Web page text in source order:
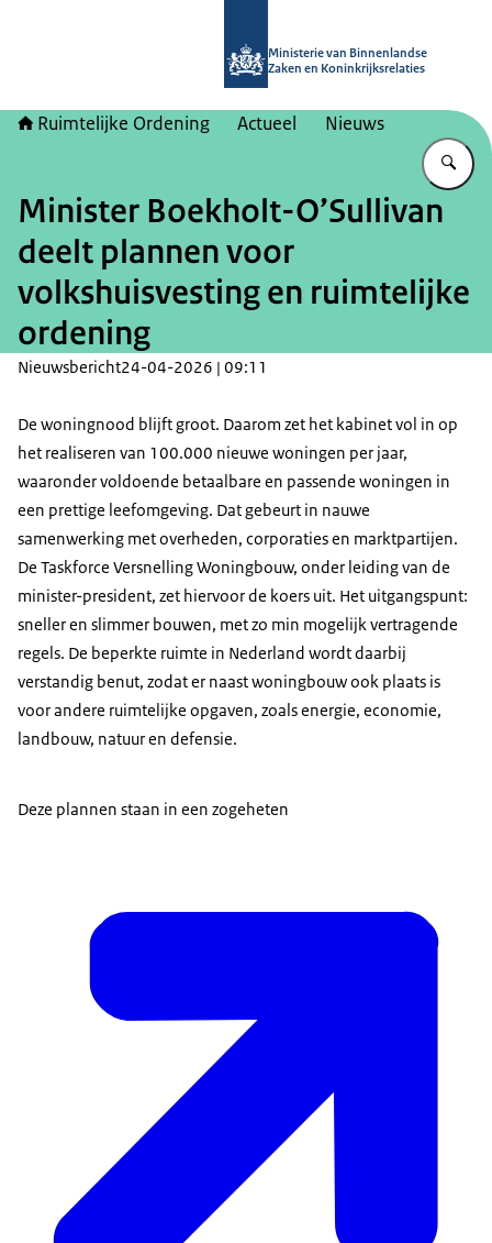
Ministerie van Binnenlandse
Zaken en Koninkrijksrelaties
Ruimtelijke Ordening Actueel Nieuws
Minister Boekholt-O’Sullivan
deelt plannen voor
volkshuisvesting en ruimtelijke
ordening
Nieuwsbericht24-04-2026 | 09:11
De woningnood blijft groot. Daarom zet het kabinet vol in op
het realiseren van 100.000 nieuwe woningen per jaar,
waaronder voldoende betaalbare en passende woningen in
een prettige leefomgeving. Dat gebeurt in nauwe
samenwerking met overheden, corporaties en marktpartijen.
De Taskforce Versnelling Woningbouw, onder leiding van de
minister-president, zet hiervoor de koers uit. Het uitgangspunt:
sneller en slimmer bouwen, met zo min mogelijk vertragende
regels. De beperkte ruimte in Nederland wordt daarbij
verstandig benut, zodat er naast woningbouw ook plaats is
voor andere ruimtelijke opgaven, zoals energie, economie,
landbouw, natuur en defensie.
Deze plannen staan in een zogeheten